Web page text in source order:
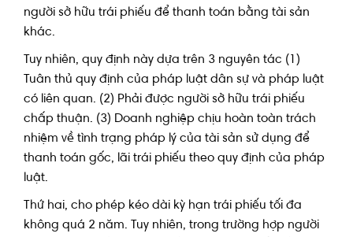
người sở hữu trái phiếu để thanh toán bằng tài sản
khác.
Tuy nhiên, quy định này dựa trên 3 nguyên tác (1)
Tuân thủ quy định của pháp luật dân sự và pháp luật
có liên quan. (2) Phải được người sở hữu trái phiếu
chấp thuận. (3) Doanh nghiệp chịu hoàn toàn trách
nhiệm về tình trạng pháp lý của tài sản sử dụng để
thanh toán gốc, lãi trái phiếu theo quy định của pháp
luật.
Thứ hai, cho phép kéo dài kỳ hạn trái phiếu tối đa
không quá 2 năm. Tuy nhiên, trong trường hợp người